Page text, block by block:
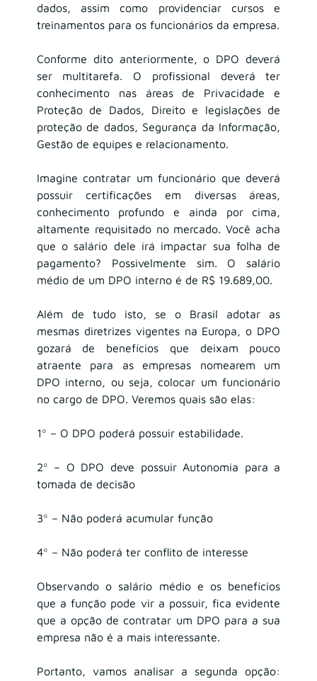
dados, assim como providenciar cursos e
treinamentos para os funcionários da empresa.
Conforme dito anteriormente, o DPO deverá
ser multitarefa. O profissional deverá ter
conhecimento nas áreas de Privacidade e
Proteção de Dados, Direito e legislações de
proteção de dados, Segurança da Informação,
Gestão de equipes e relacionamento.
Imagine contratar um funcionário que deverá
possuir certificações em diversas áreas,
conhecimento profundo e ainda por cima,
altamente requisitado no mercado. Você acha
que o salário dele irá impactar sua folha de
pagamento? Possivelmente sim. O salário
médio de um DPO interno é de R$ 19.689,00.
Além de tudo isto, se o Brasil adotar as
mesmas diretrizes vigentes na Europa, o DPO
gozará de benefícios que deixam pouco
atraente para as empresas nomearem um
DPO interno, ou seja, colocar um funcionário
no cargo de DPO. Veremos quais são elas:
1º – O DPO poderá possuir estabilidade.
2º – O DPO deve possuir Autonomia para a
tomada de decisão
3º – Não poderá acumular função
4º – Não poderá ter conflito de interesse
Observando o salário médio e os benefícios
que a função pode vir a possuir, fica evidente
que a opção de contratar um DPO para a sua
empresa não é a mais interessante.
Portanto, vamos analisar a segunda opção: